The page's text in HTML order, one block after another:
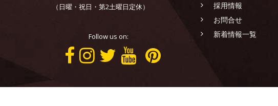
（日曜・祝日・第2土曜日定休）
Follow us on:
採用情報
お問合せ
新着情報一覧